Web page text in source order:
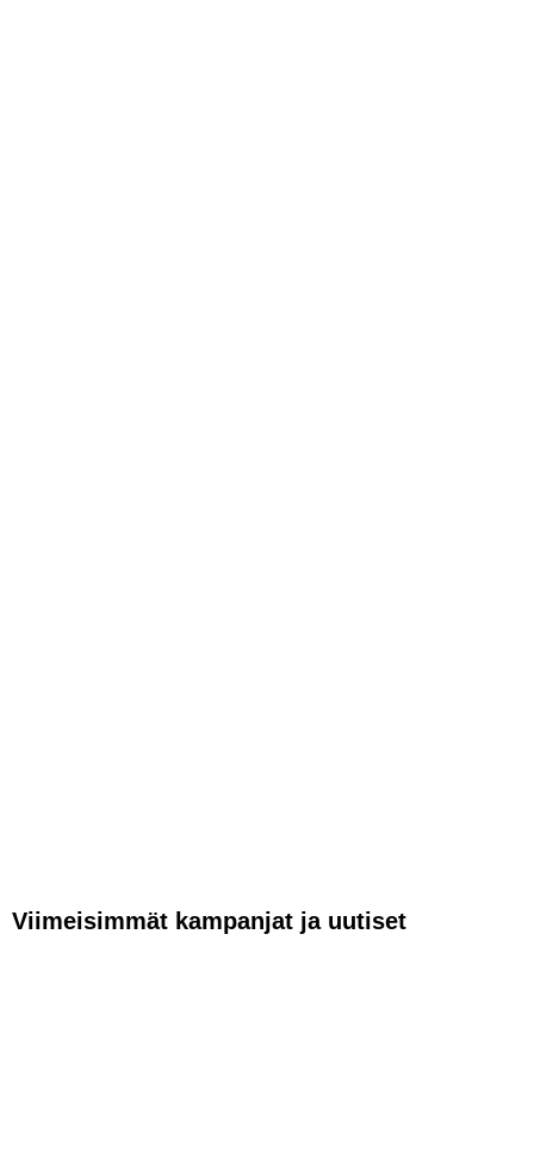
Viimeisimmät kampanjat ja uutiset